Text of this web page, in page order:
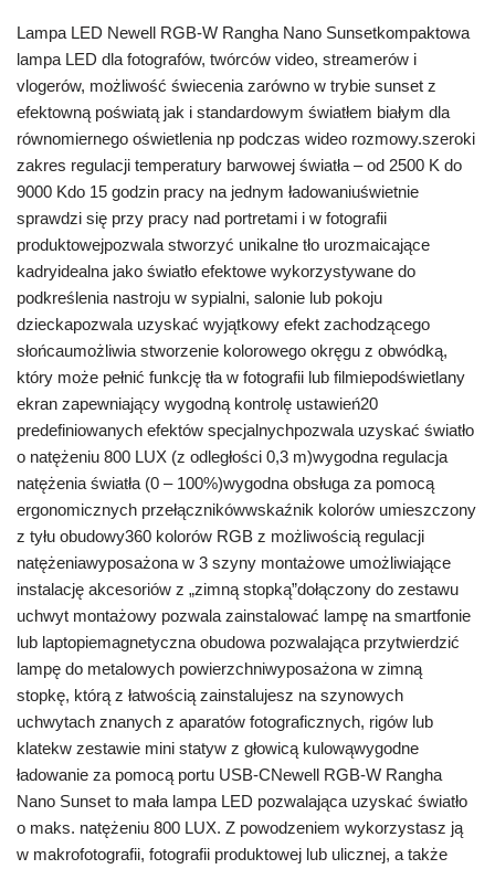
Lampa LED Newell RGB-W Rangha Nano Sunsetkompaktowa
lampa LED dla fotografów, twórców video, streamerów i
vlogerów, możliwość świecenia zarówno w trybie sunset z
efektowną poświatą jak i standardowym światłem białym dla
równomiernego oświetlenia np podczas wideo rozmowy.szeroki
zakres regulacji temperatury barwowej światła – od 2500 K do
9000 Kdo 15 godzin pracy na jednym ładowaniuświetnie
sprawdzi się przy pracy nad portretami i w fotografii
produktowejpozwala stworzyć unikalne tło urozmaicające
kadryidealna jako światło efektowe wykorzystywane do
podkreślenia nastroju w sypialni, salonie lub pokoju
dzieckapozwala uzyskać wyjątkowy efekt zachodzącego
słońcaumożliwia stworzenie kolorowego okręgu z obwódką,
który może pełnić funkcję tła w fotografii lub filmiepodświetlany
ekran zapewniający wygodną kontrolę ustawień20
predefiniowanych efektów specjalnychpozwala uzyskać światło
o natężeniu 800 LUX (z odległości 0,3 m)wygodna regulacja
natężenia światła (0 – 100%)wygodna obsługa za pomocą
ergonomicznych przełącznikówwskaźnik kolorów umieszczony
z tyłu obudowy360 kolorów RGB z możliwością regulacji
natężeniawyposażona w 3 szyny montażowe umożliwiające
instalację akcesoriów z „zimną stopką”dołączony do zestawu
uchwyt montażowy pozwala zainstalować lampę na smartfonie
lub laptopiemagnetyczna obudowa pozwalająca przytwierdzić
lampę do metalowych powierzchniwyposażona w zimną
stopkę, którą z łatwością zainstalujesz na szynowych
uchwytach znanych z aparatów fotograficznych, rigów lub
klatekw zestawie mini statyw z głowicą kulowąwygodne
ładowanie za pomocą portu USB-CNewell RGB-W Rangha
Nano Sunset to mała lampa LED pozwalająca uzyskać światło
o maks. natężeniu 800 LUX. Z powodzeniem wykorzystasz ją
w makrofotografii, fotografii produktowej lub ulicznej, a także